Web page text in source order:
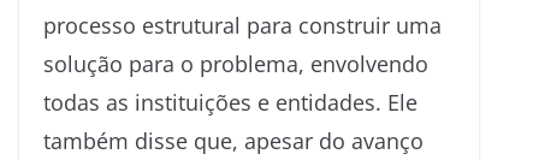
processo estrutural para construir uma
solução para o problema, envolvendo
todas as instituições e entidades. Ele
também disse que, apesar do avanço